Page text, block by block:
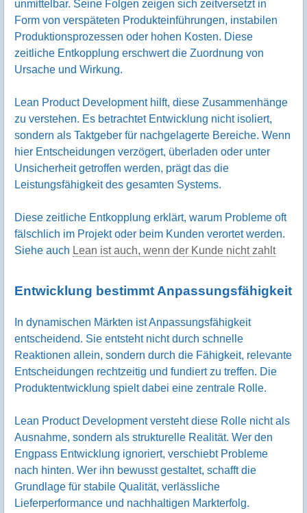
unmittelbar. Seine Folgen zeigen sich zeitversetzt in
Form von verspäteten Produkteinführungen, instabilen
Produktionsprozessen oder hohen Kosten. Diese
zeitliche Entkopplung erschwert die Zuordnung von
Ursache und Wirkung.
Lean Product Development hilft, diese Zusammenhänge
zu verstehen. Es betrachtet Entwicklung nicht isoliert,
sondern als Taktgeber für nachgelagerte Bereiche. Wenn
hier Entscheidungen verzögert, überladen oder unter
Unsicherheit getroffen werden, prägt das die
Leistungsfähigkeit des gesamten Systems.
Diese zeitliche Entkopplung erklärt, warum Probleme oft
fälschlich im Projekt oder beim Kunden verortet werden.
Siehe auch Lean ist auch, wenn der Kunde nicht zahlt
Entwicklung bestimmt Anpassungsfähigkeit
In dynamischen Märkten ist Anpassungsfähigkeit
entscheidend. Sie entsteht nicht durch schnelle
Reaktionen allein, sondern durch die Fähigkeit, relevante
Entscheidungen rechtzeitig und fundiert zu treffen. Die
Produktentwicklung spielt dabei eine zentrale Rolle.
Lean Product Development versteht diese Rolle nicht als
Ausnahme, sondern als strukturelle Realität. Wer den
Engpass Entwicklung ignoriert, verschiebt Probleme
nach hinten. Wer ihn bewusst gestaltet, schafft die
Grundlage für stabile Qualität, verlässliche
Lieferperformance und nachhaltigen Markterfolg.